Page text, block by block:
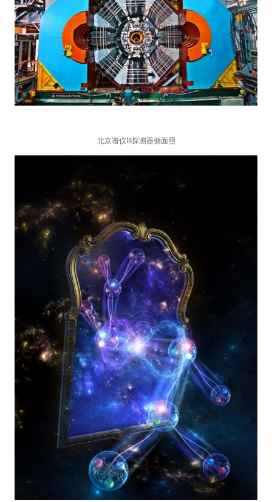
北京谱仪III探测器侧面照